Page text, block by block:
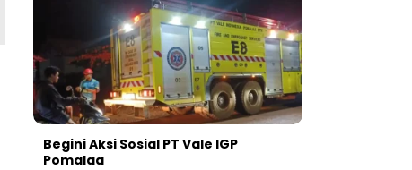
Begini Aksi Sosial PT Vale IGP
Pomalaa